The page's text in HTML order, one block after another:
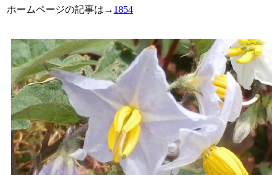
ホームページの記事は→ 1854